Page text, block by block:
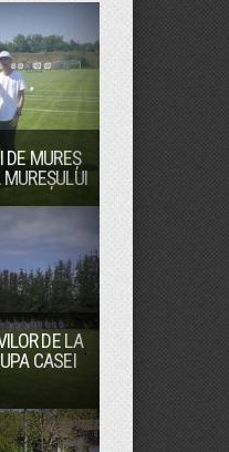
DE MUREȘ
DE LA
CASEI